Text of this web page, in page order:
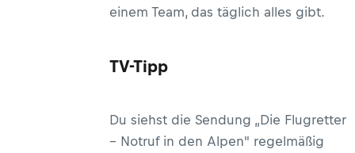
einem Team, das täglich alles gibt.
TV-Tipp
Du siehst die Sendung „Die Flugretter
– Notruf in den Alpen" regelmäßig